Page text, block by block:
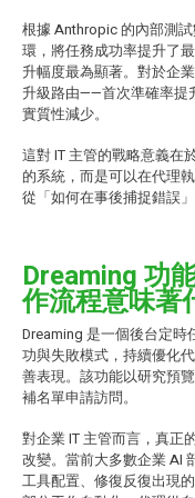
根據 Anthropic 的內部測
環，將任務成功率提升了
升幅度最為顯著。對於企
升級路由——首次準確率提
實質性減少。
這對 IT 主管的戰略意義在
的系統，而是可以在代理
從「如何在事後捕捉錯誤
Dreaming 功
作流程意味著
Dreaming 是一個後台定
功與失敗模式，持續優化
善表現。該功能以研究預
補名單申請訪問。
對企業 IT 主管而言，真正
改變。當前大多數企業 AI
工具配置、修復反復出現